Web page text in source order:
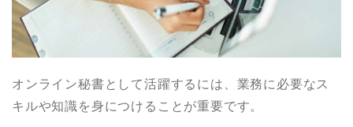
オンライン秘書として活躍するには、業務に必要なス
キルや知識を身につけることが重要です。